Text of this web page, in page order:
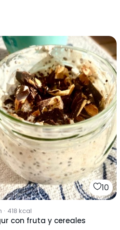
10
· 418 kcal
con fruta y cereales